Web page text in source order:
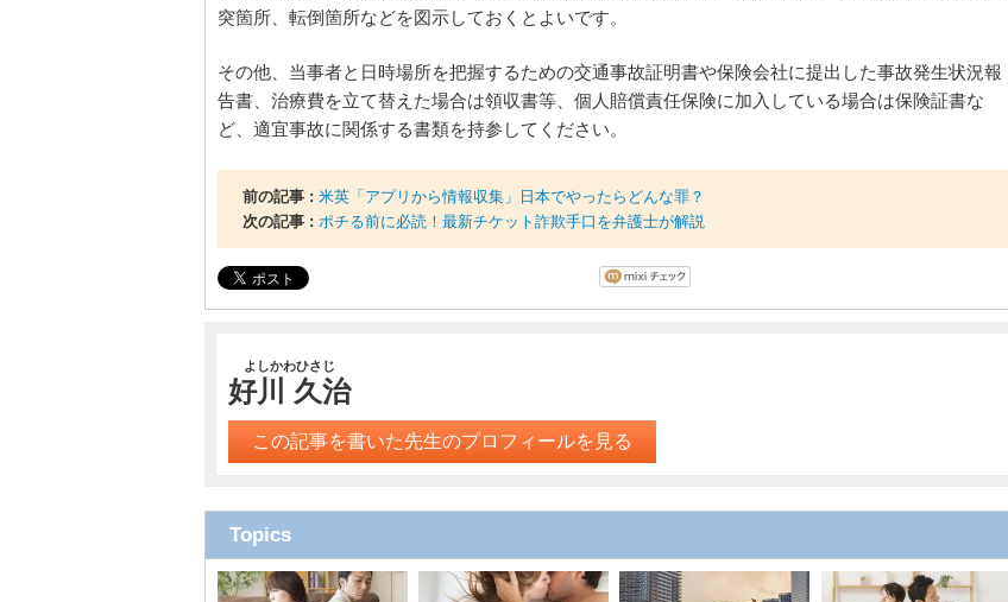
突箇所、転倒箇所などを図示しておくとよいです。
その他、当事者と日時場所を把握するための交通事故証明書や保険会社に提出した事故発生状況報
告書、治療費を立て替えた場合は領収書等、個人賠償責任保険に加入している場合は保険証書な
ど、適宜事故に関係する書類を持参してください。
前の記事 : 米英「アプリから情報収集」日本でやったらどんな罪？
次の記事 : ポチる前に必読！最新チケット詐欺手口を弁護士が解説
好川 久治
よしかわひさじ
この記事を書いた先生のプロフィールを見る
Topics